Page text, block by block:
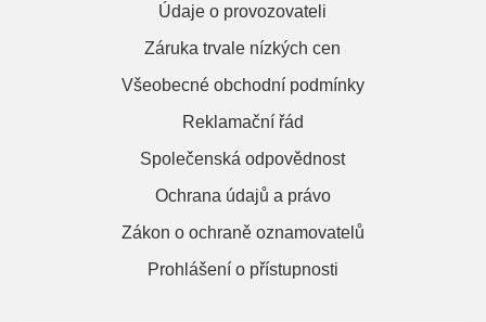
Údaje o provozovateli
Záruka trvale nízkých cen
Všeobecné obchodní podmínky
Reklamační řád
Společenská odpovědnost
Ochrana údajů a právo
Zákon o ochraně oznamovatelů
Prohlášení o přístupnosti